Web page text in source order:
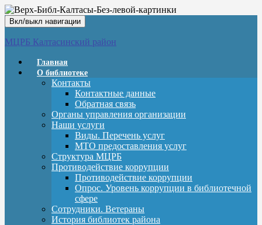
Вкл/выкл навигации
МЦРБ Калтасинский район
Главная
О библиотеке
Контакты
Контактные данные
Обратная связь
Органы управления организации
Наши услуги
Виды. Перечень услуг
МТО предоставления услуг
Структура МЦРБ
Противодействие коррупции
Противодействие коррупции
Опрос. Уровень коррупции в библиотечной
сфере
Сотрудники. Ветераны
История библиотек района